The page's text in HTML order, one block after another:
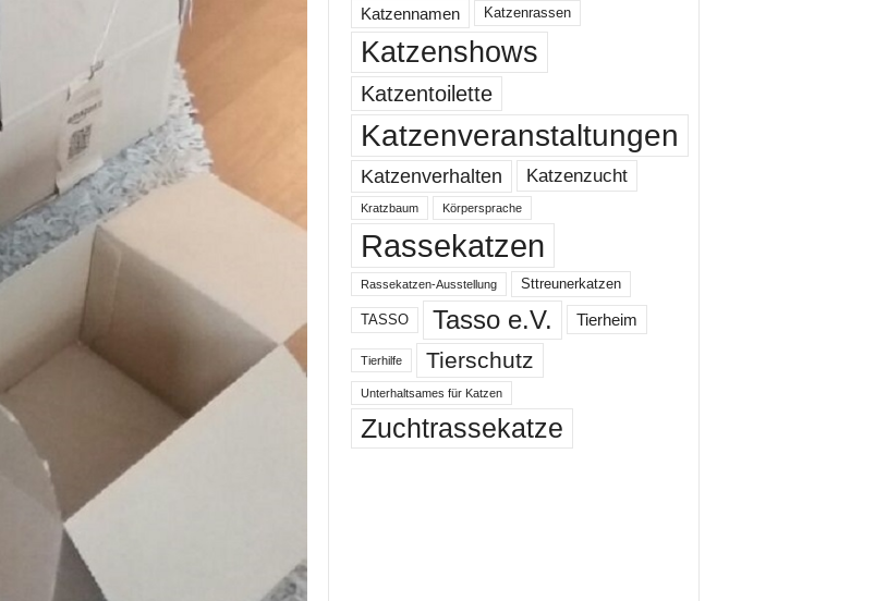
Katzennamen
Katzenrassen
Katzenshows
Katzentoilette
Katzenveranstaltungen
Katzenverhalten Katzenzucht
Kratzbaum Körpersprache
Rassekatzen
Rassekatzen-Ausstellung Sttreunerkatzen
TASSO Tasso e.V. Tierheim
Tierhilfe Tierschutz
Unterhaltsames für Katzen
Zuchtrassekatze